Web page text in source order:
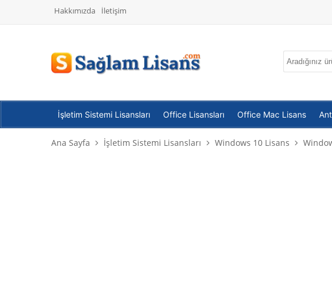
Hakkımızda İletişim
İşletim Sistemi Lisansları Office Lisansları Office Mac Lisans
Ana Sayfa İşletim Sistemi Lisansları Windows 10 Lisans